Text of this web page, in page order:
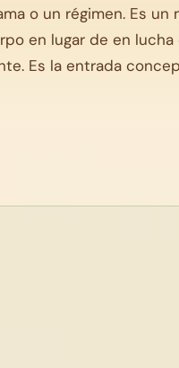
o un régimen. Es un
en lugar de en lucha
Es la entrada